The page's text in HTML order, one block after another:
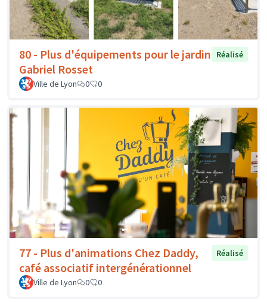
80 - Plus d'équipements pour le jardin
Gabriel Rosset
Réalisé
Ville de Lyon 0 0
77 - Plus d'animations Chez Daddy,
café associatif intergénérationnel
Réalisé
Ville de Lyon 0 0